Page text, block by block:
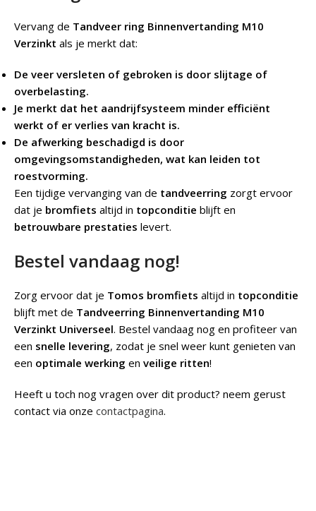
Vervang de Tandveer ring Binnenvertanding M10
Verzinkt als je merkt dat:
De veer versleten of gebroken is door slijtage of
overbelasting.
Je merkt dat het aandrijfsysteem minder efficiënt
werkt of er verlies van kracht is.
De afwerking beschadigd is door
omgevingsomstandigheden, wat kan leiden tot
roestvorming.
Een tijdige vervanging van de tandveerring zorgt ervoor
dat je bromfiets altijd in topconditie blijft en
betrouwbare prestaties levert.
Bestel vandaag nog!
Zorg ervoor dat je Tomos bromfiets altijd in topconditie
blijft met de Tandveerring Binnenvertanding M10
Verzinkt Universeel. Bestel vandaag nog en profiteer van
een snelle levering, zodat je snel weer kunt genieten van
een optimale werking en veilige ritten!
Heeft u toch nog vragen over dit product? neem gerust
contact via onze contactpagina.